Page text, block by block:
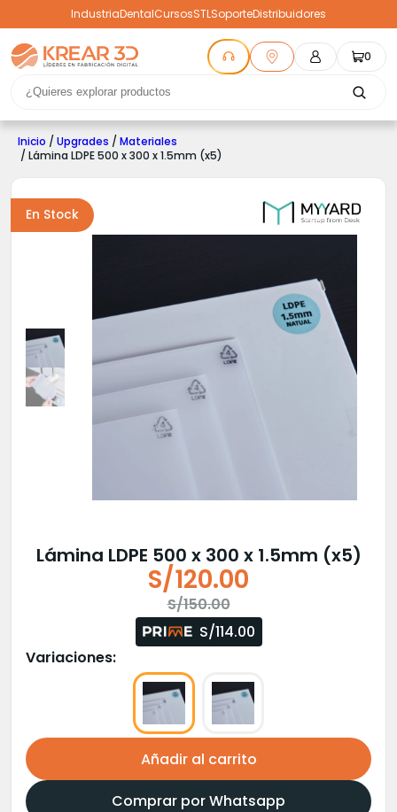
IndustriaDentalCursosSTLSoporteDistribuidores
0
Inicio / Upgrades / Materiales
/ Lámina LDPE 500 x 300 x 1.5mm (x5)
En Stock
Lámina LDPE 500 x 300 x 1.5mm (x5)
S/150.00
original
S/120.00
actual
S/114.00
Variaciones:
Añadir al carrito
Comprar por Whatsapp